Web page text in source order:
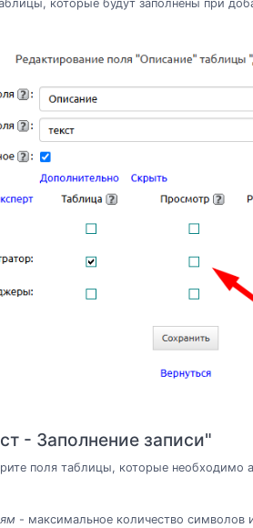
которые будут заполнены при
- Заполнение записи"
поля таблицы, которые необходимо
- максимальное количество символов